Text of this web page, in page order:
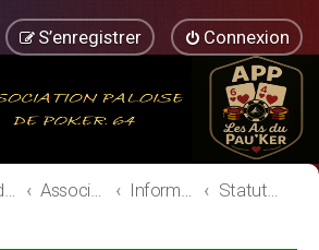
Connexion
S’enregistrer
Association Paloise de Poker Informations Générales Statuts et règlement intérieur